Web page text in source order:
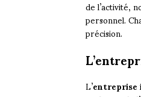
de l’activité,
personnel.
précision.
L’